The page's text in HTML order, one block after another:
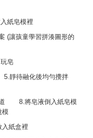
紙皂模裡
(讓孩童學習拼湊圖形的
皂
靜待融化後均勻攪拌
道 8.將皂液倒入紙皂模
模
入紙盒裡